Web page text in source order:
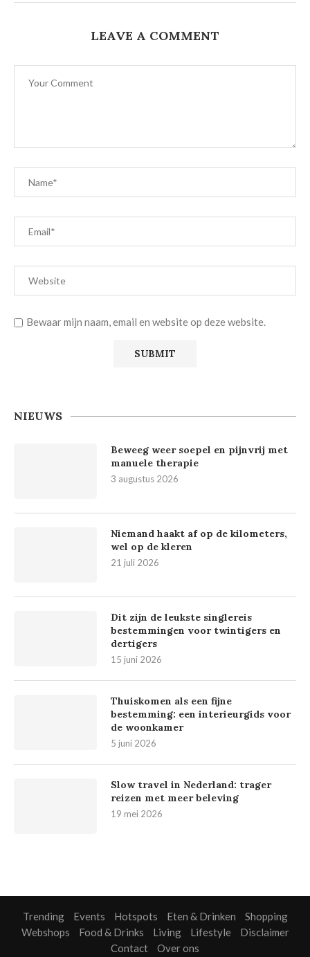
LEAVE A COMMENT
Bewaar mijn naam, email en website op deze website.
NIEUWS
Beweeg weer soepel en pijnvrij met
manuele therapie
3 augustus 2026
Niemand haakt af op de kilometers,
wel op de kleren
21 juli 2026
Dit zijn de leukste singlereis
bestemmingen voor twintigers en
dertigers
15 juni 2026
Thuiskomen als een fijne
bestemming: een interieurgids voor
de woonkamer
5 juni 2026
Slow travel in Nederland: trager
reizen met meer beleving
19 mei 2026
Trending Events Hotspots Eten & Drinken
Shopping
Webshops
Food & Drinks Living Lifestyle
Disclaimer
Contact
Over ons